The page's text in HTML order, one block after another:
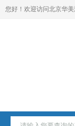
您好！欢迎访问北京华